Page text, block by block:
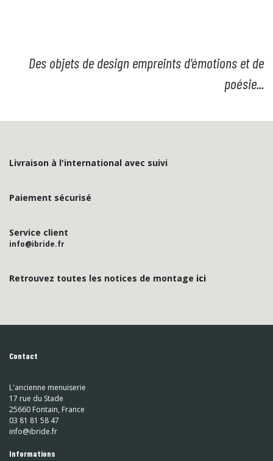
Des objets de design empreints d'émotions et de
poésie...
Livraison à l'international avec suivi
Paiement sécurisé
Service client
info@ibride.fr
Retrouvez toutes les notices de montage ici
Contact
L'ancienne menuiserie
17 rue du Stade
25660 Fontain, France
03 81 81 58 47
info@ibride.fr
Informations